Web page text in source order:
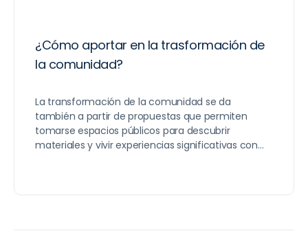
¿Cómo aportar en la trasformación de
la comunidad?
La transformación de la comunidad se da
también a partir de propuestas que permiten
tomarse espacios públicos para descubrir
materiales y vivir experiencias significativas con…